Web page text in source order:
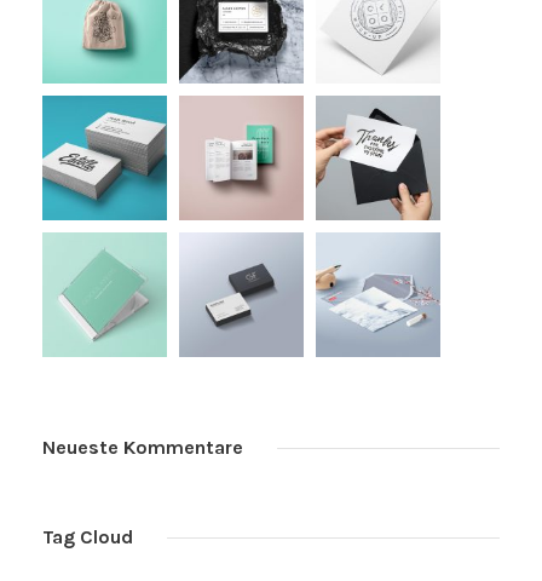
Neueste Kommentare
Tag Cloud